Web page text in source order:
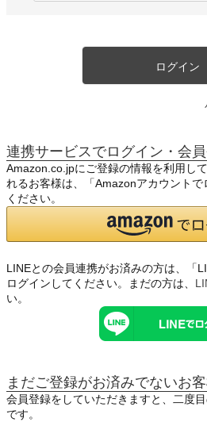
ログイン
連携サービスでログイン・会
Amazon.co.jpにご登録の情報を利用し
れるお客様は、「Amazonアカウント
ください。
LINEとの会員連携がお済みの方は、「
ログインしてください。まだの方は、
い。
まだご登録がお済みでないお
会員登録をしていただきますと、二度
です。